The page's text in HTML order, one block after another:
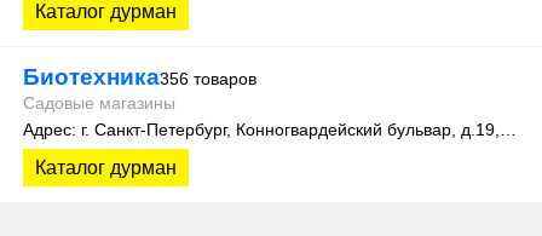
Каталог дурман
Биотехника356 товаров
Садовые магазины
Каталог дурман